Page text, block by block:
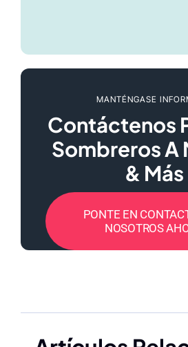
MANTÉNGASE
Contáctenos
Sombreros A
& Más
PONTE EN
NOSOTROS